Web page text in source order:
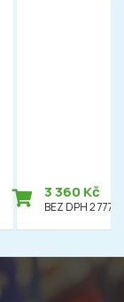
3 360 Kč
BEZ DPH 2 777